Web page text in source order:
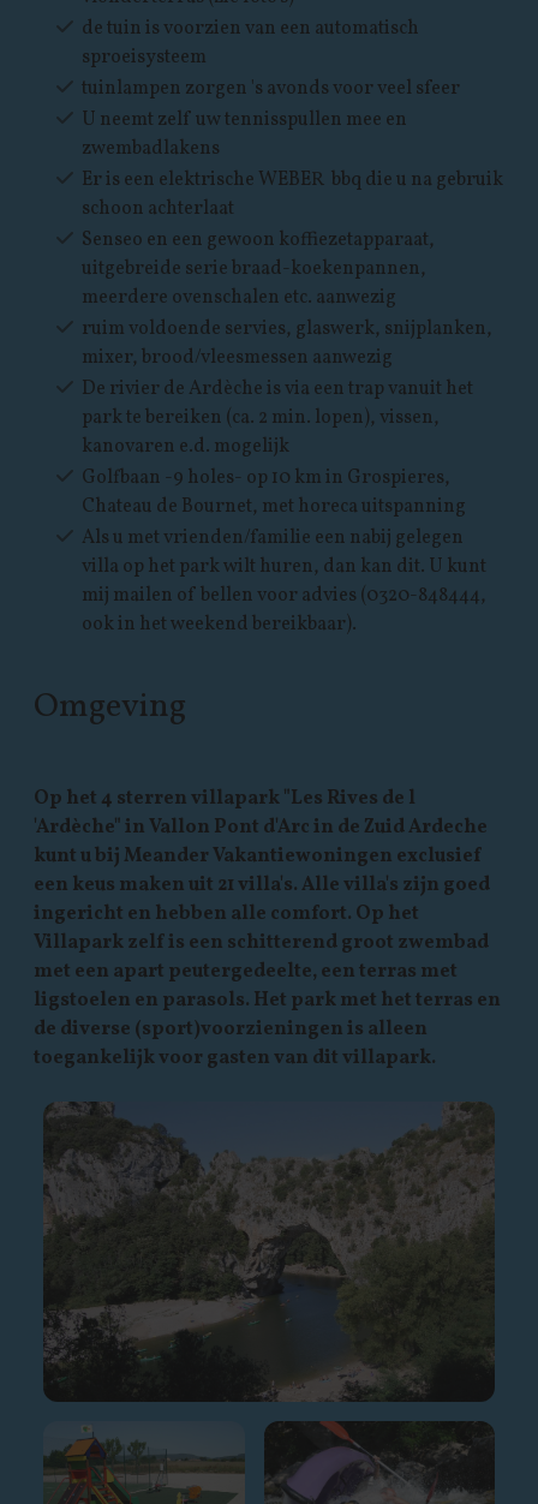
de tuin is voorzien van een automatisch
sproeisysteem
tuinlampen zorgen 's avonds voor veel sfeer
U neemt zelf uw tennisspullen mee en
zwembadlakens
Er is een elektrische WEBER bbq die u na gebruik
schoon achterlaat
Senseo en een gewoon koffiezetapparaat,
uitgebreide serie braad-koekenpannen,
meerdere ovenschalen etc. aanwezig
ruim voldoende servies, glaswerk, snijplanken,
mixer, brood/vleesmessen aanwezig
De rivier de Ardèche is via een trap vanuit het
park te bereiken (ca. 2 min. lopen), vissen,
kanovaren e.d. mogelijk
Golfbaan -9 holes- op 10 km in Grospieres,
Chateau de Bournet, met horeca uitspanning
Als u met vrienden/familie een nabij gelegen
villa op het park wilt huren, dan kan dit. U kunt
mij mailen of bellen voor advies (0320-848444,
ook in het weekend bereikbaar).
Omgeving
Op het 4 sterren villapark "Les Rives de l
'Ardèche" in Vallon Pont d'Arc in de Zuid Ardeche
kunt u bij Meander Vakantiewoningen exclusief
een keus maken uit 21 villa's. Alle villa's zijn goed
ingericht en hebben alle comfort. Op het
Villapark zelf is een schitterend groot zwembad
met een apart peutergedeelte, een terras met
ligstoelen en parasols. Het park met het terras en
de diverse (sport)voorzieningen is alleen
toegankelijk voor gasten van dit villapark.